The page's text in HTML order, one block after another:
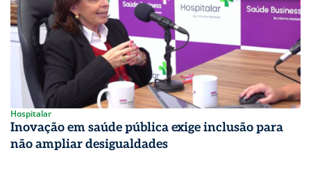
Hospitalar
Inovação em saúde pública exige inclusão para
não ampliar desigualdades